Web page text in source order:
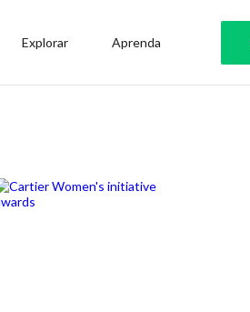
Explorar Aprenda